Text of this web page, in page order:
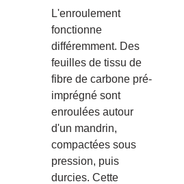
L'enroulement
fonctionne
différemment. Des
feuilles de tissu de
fibre de carbone pré-
imprégné sont
enroulées autour
d'un mandrin,
compactées sous
pression, puis
durcies. Cette